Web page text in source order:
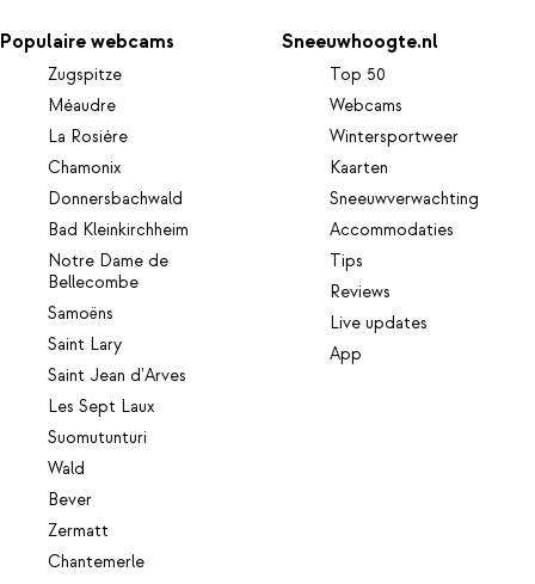
Populaire webcams
Zugspitze
Méaudre
La Rosière
Chamonix
Donnersbachwald
Bad Kleinkirchheim
Notre Dame de
Bellecombe
Samoëns
Saint Lary
Saint Jean d'Arves
Les Sept Laux
Suomutunturi
Wald
Bever
Zermatt
Chantemerle
Sneeuwhoogte.nl
Top 50
Webcams
Wintersportweer
Kaarten
Sneeuwverwachting
Accommodaties
Tips
Reviews
Live updates
App